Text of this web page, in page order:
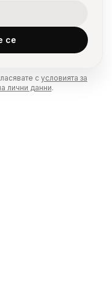
се
с условията за
лични данни.